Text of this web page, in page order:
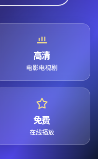
高清
电影电视剧
免费
在线播放